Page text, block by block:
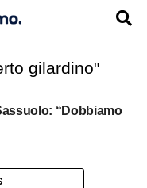
gilardino"
“Dobbiamo